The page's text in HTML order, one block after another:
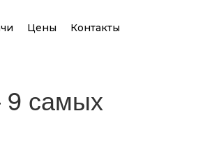
Цены Контакты
9 самых